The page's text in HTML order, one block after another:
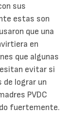
sus
estas son
que una
en
que algunas
evitar si
de lograr un
PVDC
fuertemente.